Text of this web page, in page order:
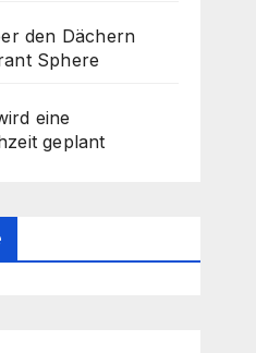
den Dächern
Sphere
eine
geplant